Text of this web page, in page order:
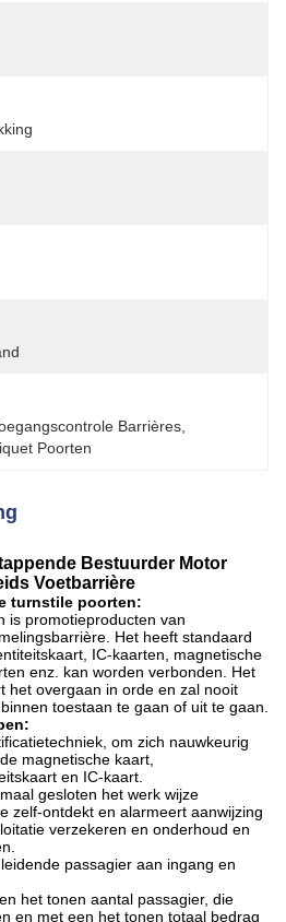
Barrières
Poorten
Bestuurder Motor
Voetbarrière
turnstile poorten:
is promotieproducten van
Het heeft standaard
IC-kaarten, magnetische
enz. kan worden verbonden. Het
het overgaan in orde en zal nooit
toestaan te gaan of uit te gaan.
om zich nauwkeurig
magnetische kaart,
en IC-kaart.
gesloten het werk wijze
zelf-ontdekt en alarmeert aanwijzing
verzekeren en onderhoud en
passagier aan ingang en
het tonen aantal passagier, die
en met een het tonen totaal bedrag